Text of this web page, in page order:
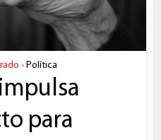
• Política
para